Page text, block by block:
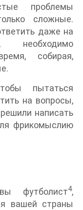
проблемы
сложные.
даже на
необходимо
собирая,
пытаться
на вопросы,
написать
фрикомыслию
футболист4,
вашей страны